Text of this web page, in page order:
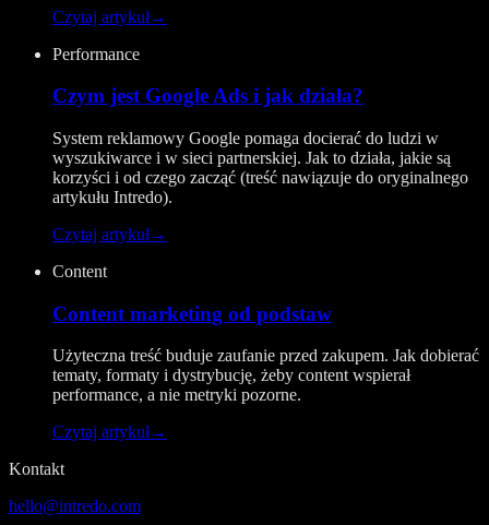
Czytaj artykuł→
Performance
Czym jest Google Ads i jak działa?
System reklamowy Google pomaga docierać do ludzi w
wyszukiwarce i w sieci partnerskiej. Jak to działa, jakie są
korzyści i od czego zacząć (treść nawiązuje do oryginalnego
artykułu Intredo).
Czytaj artykuł→
Content
Content marketing od podstaw
Użyteczna treść buduje zaufanie przed zakupem. Jak dobierać
tematy, formaty i dystrybucję, żeby content wspierał
performance, a nie metryki pozorne.
Czytaj artykuł→
Kontakt
hello@intredo.com